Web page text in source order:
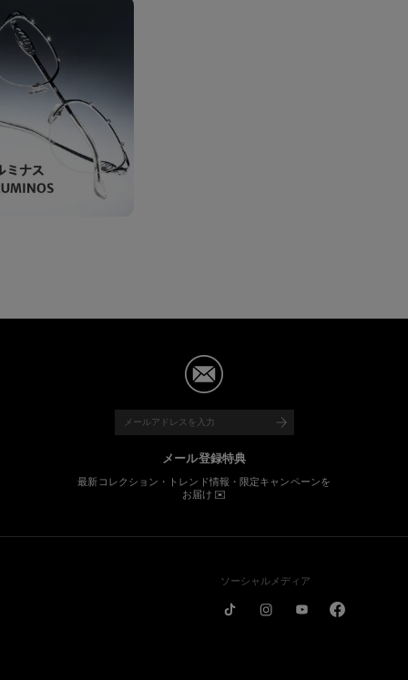
メール登録特典
最新コレクション・トレンド情報・限定キャンペーンを
お届け ✉️
ソーシャルメディア